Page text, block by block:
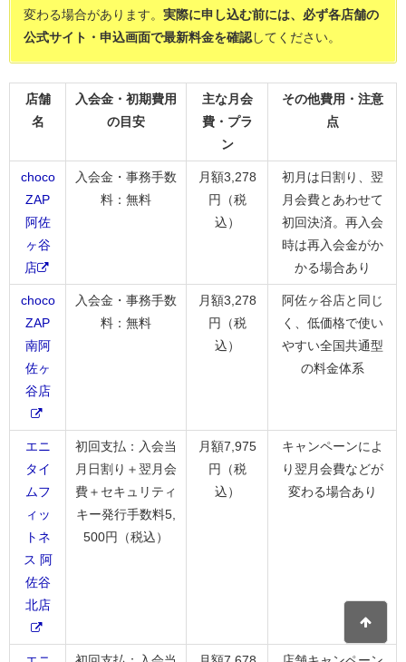
変わる場合があります。 実際に申し込む前には、必ず各店舗の
公式サイト・申込画面で最新料金を確認してください。
店舗
名
入会金・初期費用
の目安
主な月会
費・プラ
ン
その他費用・注意
点
choco
ZAP
阿佐
ヶ谷
店
入会金・事務手数
料：無料
月額3,278
円（税
込）
初月は日割り、翌
月会費とあわせて
初回決済。再入会
時は再入会金がか
かる場合あり
choco
ZAP
南阿
佐ヶ
谷店
入会金・事務手数
料：無料
月額3,278
円（税
込）
阿佐ヶ谷店と同じ
く、低価格で使い
やすい全国共通型
の料金体系
エニ
タイ
ムフ
ィッ
トネ
ス 阿
佐谷
北店
初回支払：入会当
月日割り＋翌月会
費＋セキュリティ
キー発行手数料5,
500円（税込）
月額7,975
円（税
込）
キャンペーンによ
り翌月会費などが
変わる場合あり